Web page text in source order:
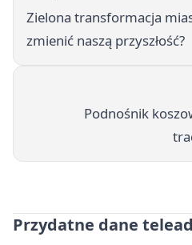
Zielona transformacja
zmienić naszą przyszłość?
Podnośnik
Przydatne dane